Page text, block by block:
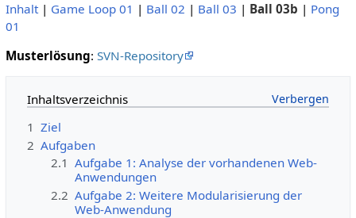
Inhalt| Game Loop 01 | Ball 02 | Ball 03 | Ball 03b | Pong
01
Musterlösung: SVN-Repository
Inhaltsverzeichnis
1 Ziel
2 Aufgaben
2.1 Aufgabe 1: Analyse der vorhandenen Web-
Anwendungen
2.2 Aufgabe 2: Weitere Modularisierung der
Web-Anwendung